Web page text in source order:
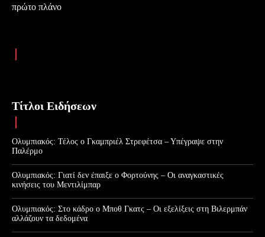
πρώτο πλάνο
Τίτλοι Ειδήσεων
Ολυμπιακός: Τέλος ο Γκαμπριέλ Στρεφέτσα – Υπέγραψε στην
Παλέρμο
Ολυμπιακός: Γιατί δεν έπαιξε ο Φορτούνης – Οι αναγκαστικές
κινήσεις του Μεντιλίμπαρ
Ολυμπιακός: Στο κάδρο ο Μποθ Γκατς – Οι εξελίξεις στη Βιλερμπάν
αλλάζουν τα δεδομένα